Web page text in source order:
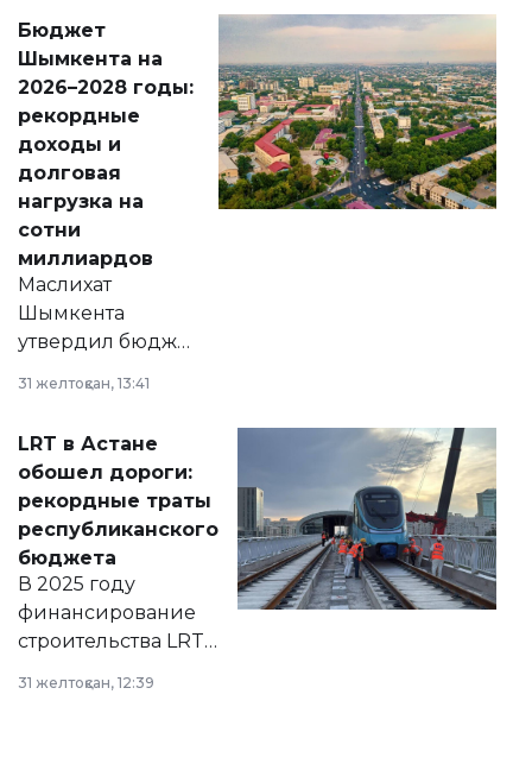
народу
Венесуэлы.
Бюджет
Шымкента на
2026–2028 годы:
рекордные
доходы и
долговая
нагрузка на
сотни
миллиардов
Маслихат
Шымкента
утвердил бюджет
2028 годы.
документ
появился в базе
нормативных
правовых актов и
на сайте маслихат
города.
31 желтоқсан, 13:41
LRT в Астане
обошел дороги:
рекордные траты
республиканского
бюджета
В 2025 году
финансирование
строительства LRT
республиканского
31 желтоқсан, 12:39